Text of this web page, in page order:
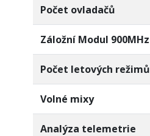
Počet ovladačů
Záložní Modul 900MHz
Počet letových režimů
Volné mixy
Analýza telemetrie